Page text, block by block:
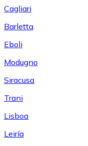
Cagliari
Barletta
Eboli
Modugno
Siracusa
Trani
Lisboa
Leiría